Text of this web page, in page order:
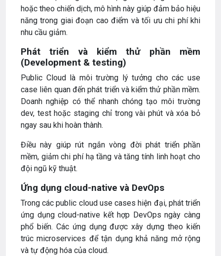
hoặc theo chiến dịch, mô hình này giúp đảm bảo hiệu
năng trong giai đoạn cao điểm và tối ưu chi phí khi
nhu cầu giảm.
Phát triển và kiểm thử phần mềm
(Development & testing)
Public Cloud là môi trường lý tưởng cho các use
case liên quan đến phát triển và kiểm thử phần mềm.
Doanh nghiệp có thể nhanh chóng tạo môi trường
dev, test hoặc staging chỉ trong vài phút và xóa bỏ
ngay sau khi hoàn thành.
Điều này giúp rút ngắn vòng đời phát triển phần
mềm, giảm chi phí hạ tầng và tăng tính linh hoạt cho
đội ngũ kỹ thuật.
Ứng dụng cloud-native và DevOps
Trong các public cloud use cases hiện đại, phát triển
ứng dụng cloud-native kết hợp DevOps ngày càng
phổ biến. Các ứng dụng được xây dựng theo kiến
trúc microservices để tận dụng khả năng mở rộng
và tự động hóa của cloud.